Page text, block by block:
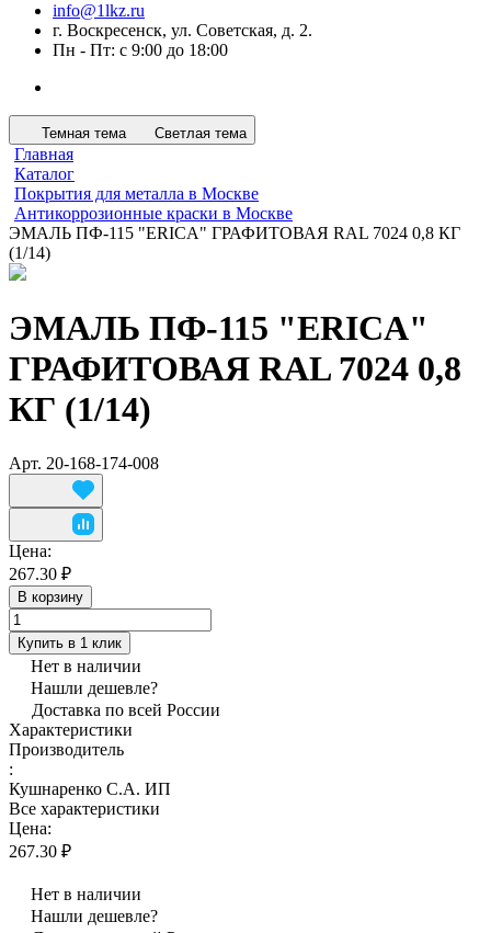
info@1lkz.ru
г. Воскресенск, ул. Советская, д. 2.
Пн - Пт: с 9:00 до 18:00
Темная тема Светлая тема
Главная
Каталог
Покрытия для металла в Москве
Антикоррозионные краски в Москве
ЭМАЛЬ ПФ-115 "ERICA" ГРАФИТОВАЯ RAL 7024 0,8 КГ
(1/14)
ЭМАЛЬ ПФ-115 "ERICA"
ГРАФИТОВАЯ RAL 7024 0,8
КГ (1/14)
Арт. 20-168-174-008
Цена:
267.30 ₽
В корзину
Купить в 1 клик
Нет в наличии
Нашли дешевле?
Доставка по всей России
Характеристики
Производитель
:
Кушнаренко С.А. ИП
Все характеристики
Цена:
267.30 ₽
Нет в наличии
Нашли дешевле?